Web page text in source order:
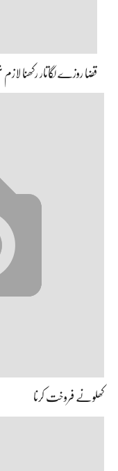
قضا روزے لگاتار رکھنا
کھلونے فروخت کرنا